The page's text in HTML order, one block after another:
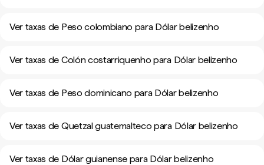
Ver taxas de Peso colombiano para Dólar belizenho
Ver taxas de Colón costarriquenho para Dólar belizenho
Ver taxas de Peso dominicano para Dólar belizenho
Ver taxas de Quetzal guatemalteco para Dólar belizenho
Ver taxas de Dólar guianense para Dólar belizenho